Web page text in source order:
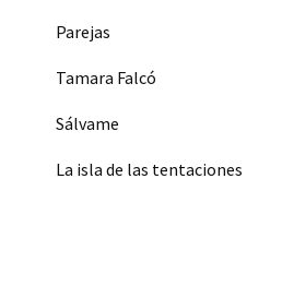
Parejas
Tamara Falcó
Sálvame
La isla de las tentaciones